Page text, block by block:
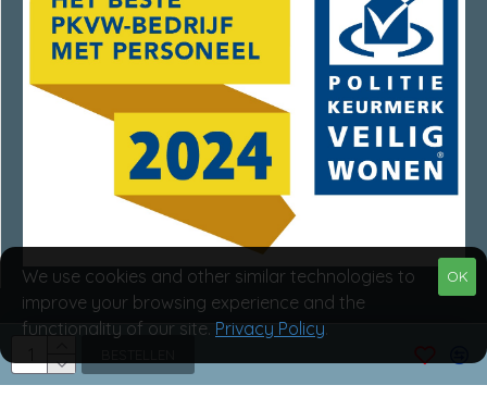
Van Rumpt Specialisten © 2025
OK
We use cookies and other similar technologies to
improve your browsing experience and the
functionality of our site. Privacy Policy.